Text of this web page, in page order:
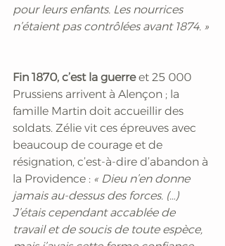
pour leurs enfants. Les nourrices
n’étaient pas contrôlées avant 1874. »
Fin 1870, c’est la guerre et 25 000
Prussiens arrivent à Alençon ; la
famille Martin doit accueillir des
soldats. Zélie vit ces épreuves avec
beaucoup de courage et de
résignation, c’est-à-dire d’abandon à
la Providence : « Dieu n’en donne
jamais au-dessus des forces. (…)
J’étais cependant accablée de
travail et de soucis de toute espèce,